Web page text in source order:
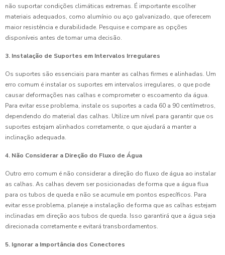
não suportar condições climáticas extremas. É importante escolher
materiais adequados, como alumínio ou aço galvanizado, que oferecem
maior resistência e durabilidade. Pesquise e compare as opções
disponíveis antes de tomar uma decisão.
3. Instalação de Suportes em Intervalos Irregulares
Os suportes são essenciais para manter as calhas firmes e alinhadas. Um
erro comum é instalar os suportes em intervalos irregulares, o que pode
causar deformações nas calhas e comprometer o escoamento da água.
Para evitar esse problema, instale os suportes a cada 60 a 90 centímetros,
dependendo do material das calhas. Utilize um nível para garantir que os
suportes estejam alinhados corretamente, o que ajudará a manter a
inclinação adequada.
4. Não Considerar a Direção do Fluxo de Água
Outro erro comum é não considerar a direção do fluxo de água ao instalar
as calhas. As calhas devem ser posicionadas de forma que a água flua
para os tubos de queda e não se acumule em pontos específicos. Para
evitar esse problema, planeje a instalação de forma que as calhas estejam
inclinadas em direção aos tubos de queda. Isso garantirá que a água seja
direcionada corretamente e evitará transbordamentos.
5. Ignorar a Importância dos Conectores